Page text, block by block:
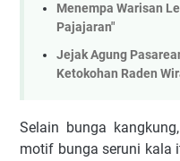
Menempa Warisan
Pajajaran"
Jejak Agung
Ketokohan Raden
Selain bunga
motif bunga seruni kala